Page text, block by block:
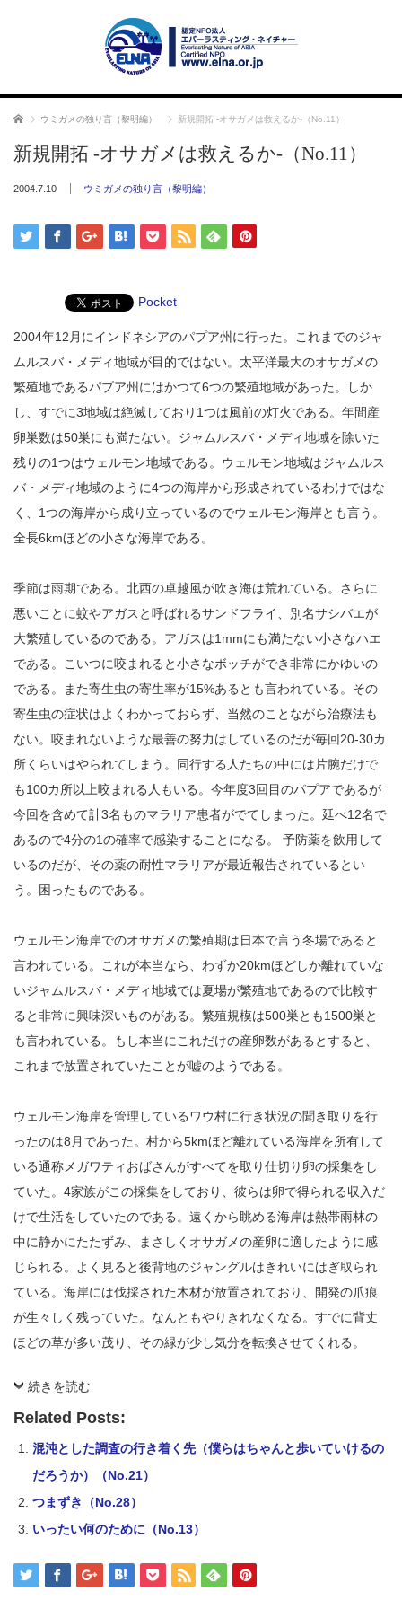
ホーム ウミガメの独り言（黎明編） 新規開拓 -オサガメは救えるか-（No.11）
新規開拓 -オサガメは救えるか-（No.11）
2004.7.10 ウミガメの独り言（黎明編）
Pocket
2004年12月にインドネシアのパプア州に行った。これまでのジャ
ムルスバ・メディ地域が目的ではない。太平洋最大のオサガメの
繁殖地であるパプア州にはかつて6つの繁殖地域があった。しか
し、すでに3地域は絶滅しており1つは風前の灯火である。年間産
卵巣数は50巣にも満たない。ジャムルスバ・メディ地域を除いた
残りの1つはウェルモン地域である。ウェルモン地域はジャムルス
バ・メディ地域のように4つの海岸から形成されているわけではな
く、1つの海岸から成り立っているのでウェルモン海岸とも言う。
全長6kmほどの小さな海岸である。
季節は雨期である。北西の卓越風が吹き海は荒れている。さらに
悪いことに蚊やアガスと呼ばれるサンドフライ、別名サシバエが
大繁殖しているのである。アガスは1mmにも満たない小さなハエ
である。こいつに咬まれると小さなボッチができ非常にかゆいの
である。また寄生虫の寄生率が15%あるとも言われている。その
寄生虫の症状はよくわかっておらず、当然のことながら治療法も
ない。咬まれないような最善の努力はしているのだが毎回20-30カ
所くらいはやられてしまう。同行する人たちの中には片腕だけで
も100カ所以上咬まれる人もいる。今年度3回目のパプアであるが
今回を含めて計3名ものマラリア患者がでてしまった。延べ12名で
あるので4分の1の確率で感染することになる。 予防薬を飲用して
いるのだが、その薬の耐性マラリアが最近報告されているとい
う。困ったものである。
ウェルモン海岸でのオサガメの繁殖期は日本で言う冬場であると
言われている。これが本当なら、わずか20kmほどしか離れていな
いジャムルスバ・メディ地域では夏場が繁殖地であるので比較す
ると非常に興味深いものがある。繁殖規模は500巣とも1500巣と
も言われている。もし本当にこれだけの産卵数があるとすると、
これまで放置されていたことが嘘のようである。
ウェルモン海岸を管理しているワウ村に行き状況の聞き取りを行
ったのは8月であった。村から5kmほど離れている海岸を所有して
いる通称メガワティおばさんがすべてを取り仕切り卵の採集をし
ていた。4家族がこの採集をしており、彼らは卵で得られる収入だ
けで生活をしていたのである。遠くから眺める海岸は熱帯雨林の
中に静かにたたずみ、まさしくオサガメの産卵に適したように感
じられる。よく見ると後背地のジャングルはきれいにはぎ取られ
ている。海岸には伐採された木材が放置されており、開発の爪痕
が生々しく残っていた。なんともやりきれなくなる。すでに背丈
ほどの草が多い茂り、その緑が少し気分を転換させてくれる。
続きを読む
Related Posts:
混沌とした調査の行き着く先（僕らはちゃんと歩いていけるの
だろうか）（No.21）
つまずき（No.28）
いったい何のために（No.13）